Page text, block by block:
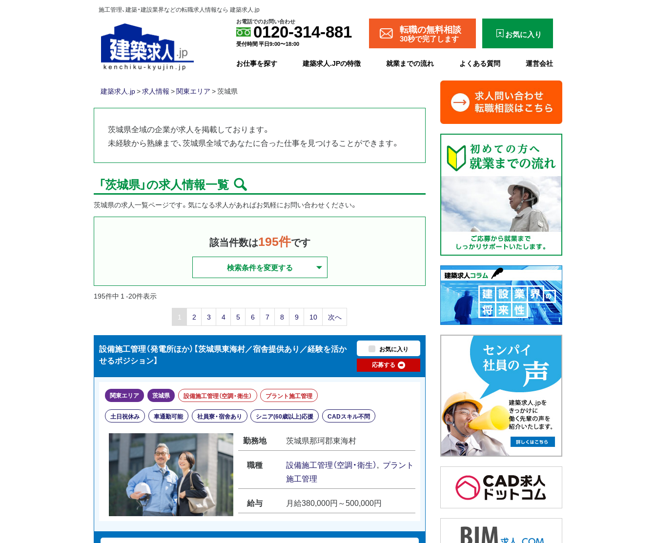
施工管理、建築・建設業界などの転職求人情報なら 建築求人.jp
お電話でのお問い合わせ
0120-314-881
受付時間 平日9:00〜18:00
転職の無料相談
30秒で完了します お気に入り
お仕事を探す 建築求人.JPの特徴 就業までの流れ よくある質問 運営会社
建築求人.jp>求人情報 >関東エリア > 茨城県
茨城県全域の企業が求人を掲載しております。
未経験から熟練まで、茨城県全域であなたに合った仕事を見つけることができます。
「茨城県」の求人情報一覧
茨城県の求人一覧ページです。気になる求人があればお気軽にお問い合わせください。
該当件数は195件です
検索条件を変更する
195件中 1 -20件表示
1 2 3 4 5 6 7 8 9 10 次へ
設備施工管理（発電所ほか）【茨城県東海村／宿舎提供あり／経験を活か
せるポジション】
お気に入り
応募する
関東エリア 茨城県 設備施工管理（空調・衛生） プラント施工管理
土日祝休み 車通勤可能 社員寮・宿舍あり シニア(60歳以上)応援 CADスキル不問
勤務地 茨城県那珂郡東海村
職種 設備施工管理（空調・衛生）, プラント
施工管理
給与 月給380,000円～500,000円